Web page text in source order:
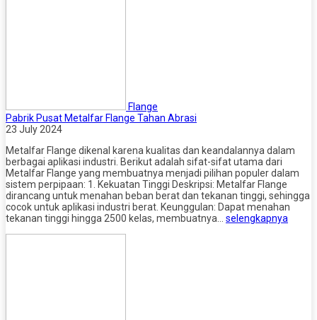
Flange
Pabrik Pusat Metalfar Flange Tahan Abrasi
23 July 2024
Metalfar Flange dikenal karena kualitas dan keandalannya dalam
berbagai aplikasi industri. Berikut adalah sifat-sifat utama dari
Metalfar Flange yang membuatnya menjadi pilihan populer dalam
sistem perpipaan: 1. Kekuatan Tinggi Deskripsi: Metalfar Flange
dirancang untuk menahan beban berat dan tekanan tinggi, sehingga
cocok untuk aplikasi industri berat. Keunggulan: Dapat menahan
tekanan tinggi hingga 2500 kelas, membuatnya… selengkapnya